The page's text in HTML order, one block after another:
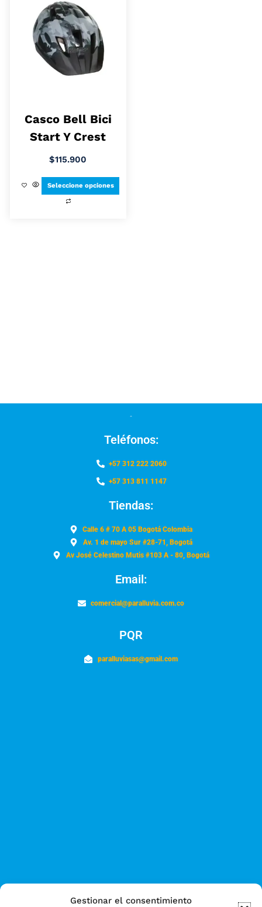
Gestionar el consentimiento
Casco Bell Bici
Start Y Crest
$115.900
Seleccione opciones
Teléfonos:
+57 312 222 2060
+57 313 811 1147
Tiendas:
Calle 6 # 70 A 05 Bogotá Colombia
Av. 1 de mayo Sur #28-71, Bogotá
Av José Celestino Mutis #103 A - 80, Bogotá
Email:
comercial@paralluvia.com.co
PQR
paralluviasas@gmail.com